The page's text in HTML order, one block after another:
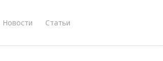
Новости Статьи